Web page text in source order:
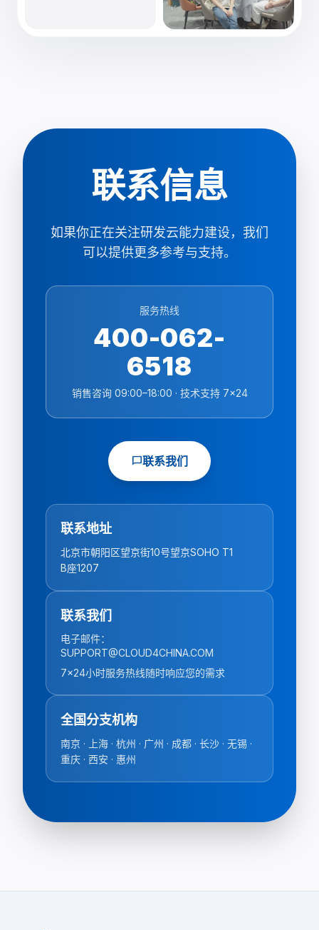
联系信息
如果你正在关注研发云能力建设，我们
可以提供更多参考与支持。
服务热线
400-062-
6518
销售咨询 09:00–18:00 · 技术支持 7×24
chat_bubble联系我们
联系地址
北京市朝阳区望京街10号望京SOHO T1
B座1207
联系我们
电子邮件：
SUPPORT@CLOUD4CHINA.COM
7x24小时服务热线随时响应您的需求
全国分支机构
南京 · 上海 · 杭州 · 广州 · 成都 · 长沙 · 无锡 ·
重庆 · 西安 · 惠州